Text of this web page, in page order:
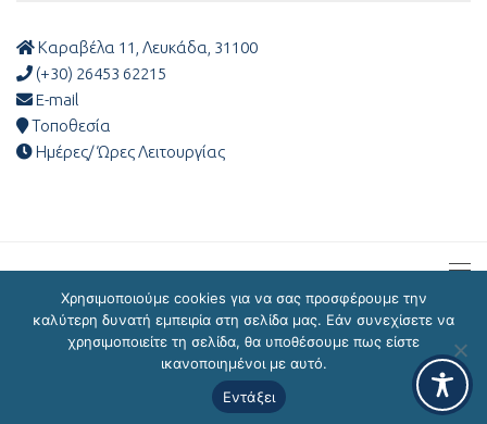
Καραβέλα 11, Λευκάδα, 31100
(+30) 26453 62215
E-mail
Τοποθεσία
Ημέρες/ Ώρες Λειτουργίας
ΔΔΕ Λευκάδας © 2026
Χρησιμοποιούμε cookies για να σας προσφέρουμε την
καλύτερη δυνατή εμπειρία στη σελίδα μας. Εάν συνεχίσετε να
χρησιμοποιείτε τη σελίδα, θα υποθέσουμε πως είστε
ικανοποιημένοι με αυτό.
Εντάξει